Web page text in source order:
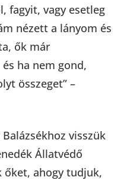
fagyit, vagy esetleg
nézett a lányom és
ők már
ha nem gond,
összeget” –
visszük
Állatvédő
ahogy tudjuk,